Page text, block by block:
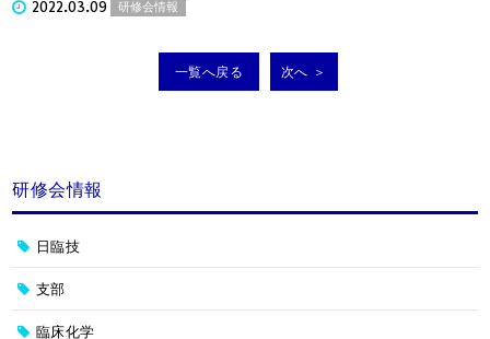
2022.03.09 研修会情報
一覧へ戻る 次へ ＞
研修会情報
日臨技
支部
臨床化学